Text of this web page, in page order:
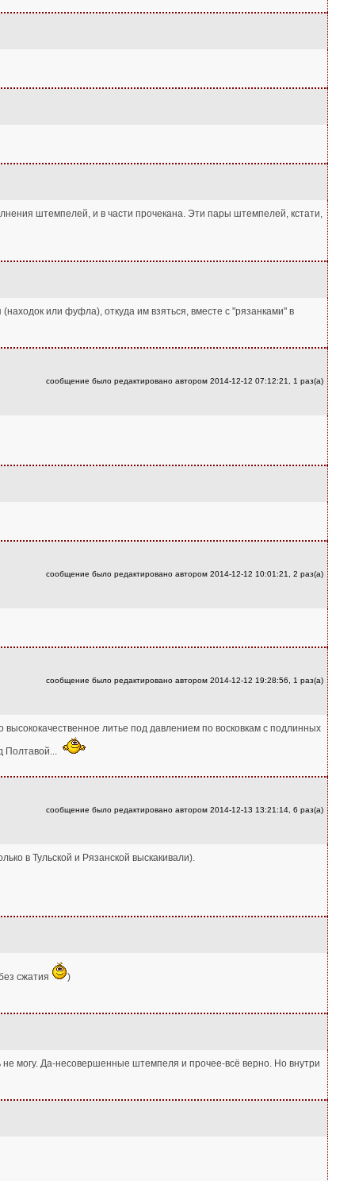
штемпелей, и в части прочекана. Эти пары штемпелей, кстати,
или фуфла), откуда им взяться, вместе с "рязанками" в
сообщение было редактировано автором 2014-12-12 07:12:21, 1 раз(а)
сообщение было редактировано автором 2014-12-12 10:01:21, 2 раз(а)
сообщение было редактировано автором 2014-12-12 19:28:56, 1 раз(а)
литье под давлением по восковкам с подлинных
Полтавой...
сообщение было редактировано автором 2014-12-13 13:21:14, 6 раз(а)
в Тульской и Рязанской выскакивали).
сжатия
)
могу. Да-несовершенные штемпеля и прочее-всё верно. Но внутри